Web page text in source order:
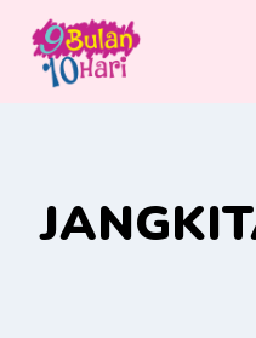
content